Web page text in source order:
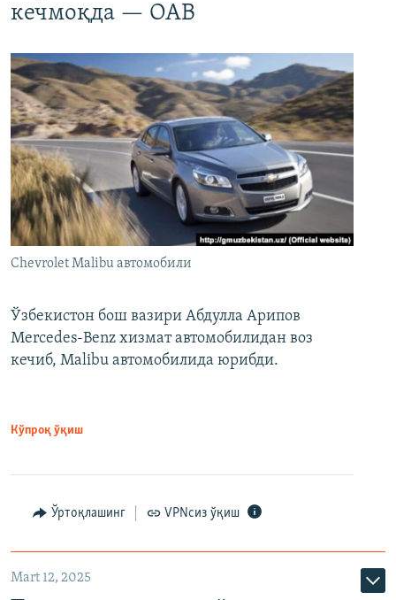
кечмоқда — ОАВ
Chevrolet Malibu автомобили
Ўзбекистон бош вазири Абдулла Арипов
Mercedes-Benz хизмат автомобилидан воз
кечиб, Malibu автомобилида юрибди.
Кўпроқ ўқиш
Ўртоқлашинг VPNсиз ўқиш
Mart 12, 2025